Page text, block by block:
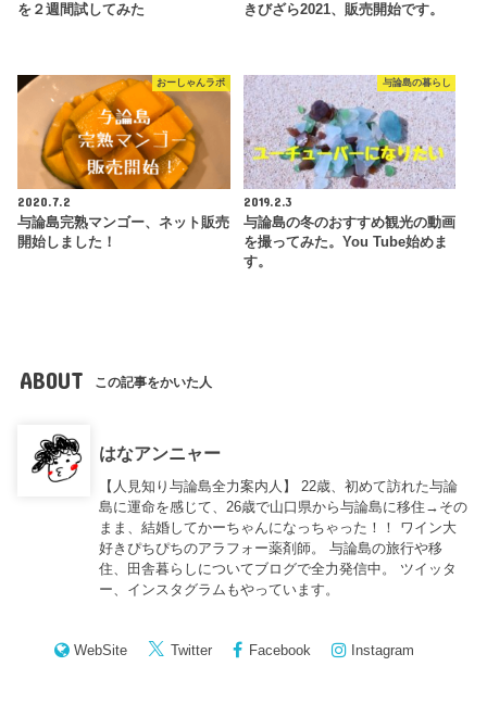
を２週間試してみた
きびざら2021、販売開始です。
おーしゃんラボ
2020.7.2
与論島完熟マンゴー、ネット販売
開始しました！
与論島の暮らし
2019.2.3
与論島の冬のおすすめ観光の動画
を撮ってみた。You Tube始めま
す。
ABOUT この記事をかいた人
はなアンニャー
【人見知り与論島全力案内人】 22歳、初めて訪れた与論
島に運命を感じて、26歳で山口県から与論島に移住→その
まま、結婚してかーちゃんになっちゃった！！ ワイン大
好きぴちぴちのアラフォー薬剤師。 与論島の旅行や移
住、田舎暮らしについてブログで全力発信中。 ツイッタ
ー、インスタグラムもやっています。
WebSite Twitter Facebook Instagram